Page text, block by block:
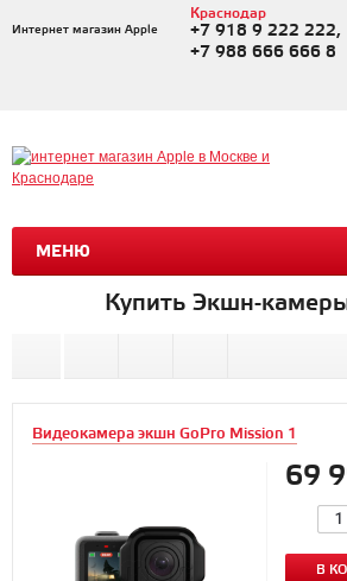
Интернет магазин Apple
Краснодар
+7 918 9 222 222,
+7 988 666 666 8
МЕНЮ
Купить Экшн-
Видеокамера экшн GoPro Mission 1
69
В